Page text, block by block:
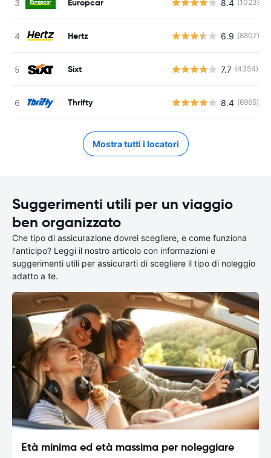
8.4 (10239)
Hertz 6.9 (8807)
Sixt 7.7 (4354)
Thrifty 8.4 (6965)
Mostra tutti i locatori
Suggerimenti utili per un viaggio
ben organizzato
Che tipo di assicurazione dovrei scegliere, e come funziona
l'anticipo? Leggi il nostro articolo con informazioni e
suggerimenti utili per assicurarti di scegliere il tipo di noleggio
adatto a te.
Età minima ed età massima per noleggiare